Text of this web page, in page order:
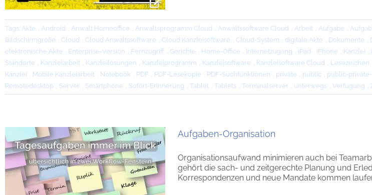
Tags: Akte , Android , Anwalt Homeoffice , Anwaltsprogramm Cloud , Anwaltssoftware Cloud , Arbeit , Aufgabe ,
Bildschirmgröße , Cloud , Cloud Anwaltssoftware , Cloud Kanzleisoftware , Cloud-System , digitale Akte , Dokumente ,
elektronische Akte , Enterprise-Version , Fernzugriff , Gerichte , Home-Office , Internetzugang , iPad , iPhone , Kanzlei ,
Standorte , Kanzleiarbeit , Kanzleilösungen , Kanzleiprogramm , Kanzleisoftware , Kanzleisoftware Cloud , Lesezeichen
Kanzlei , Mobile Kanzleiarbeit , Notebook , PDF , PDF-Lesekopie , PDF-Suchfunktionen , private , public , public-
Remotedesktop , Server , Smartphone , Sofort-Erinnerung , Tablet , Tablets , Terminalserver , unterwegs , Verfügung ,
Aufgaben-Organisation
Organisationsaufwand minimieren auch bei
gehört die sach- und zeitgerechte Planung und
Korrespondenzen und neue Mandate kommen